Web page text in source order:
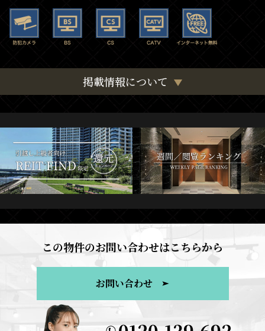
掲載情報について
この物件のお問い合わせはこちらから
お問い合わせ